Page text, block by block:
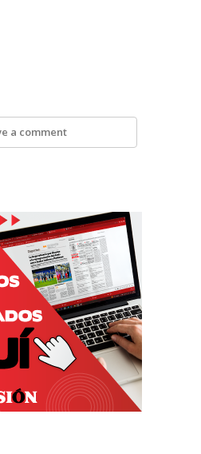
a comment